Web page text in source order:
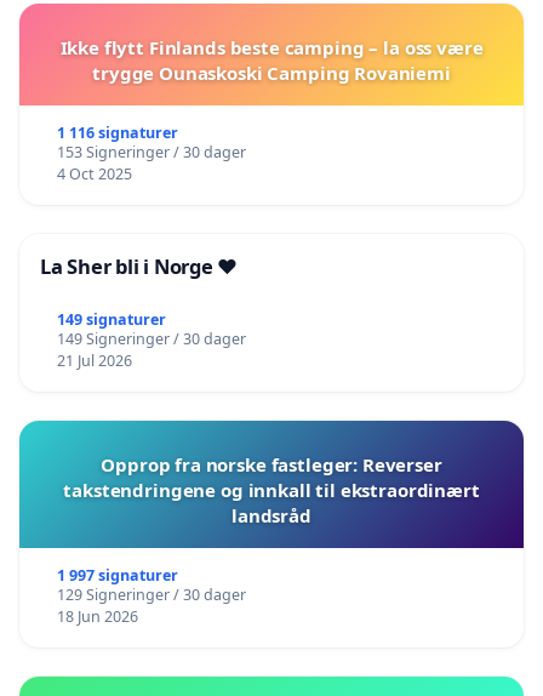
Ikke flytt Finlands beste camping – la oss være
trygge Ounaskoski Camping Rovaniemi
1 116 signaturer
153 Signeringer / 30 dager
4 Oct 2025
La Sher bli i Norge ❤️
149 signaturer
149 Signeringer / 30 dager
21 Jul 2026
Opprop fra norske fastleger: Reverser
takstendringene og innkall til ekstraordinært
landsråd
1 997 signaturer
129 Signeringer / 30 dager
18 Jun 2026